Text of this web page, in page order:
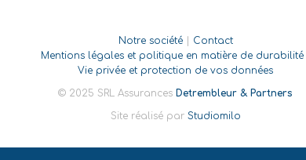
Notre société| Contact
Mentions légales et politique en matière de durabilité|
Vie privée et protection de vos données
© 2025 SRL Assurances Detrembleur & Partners
Site réalisé par Studiomilo